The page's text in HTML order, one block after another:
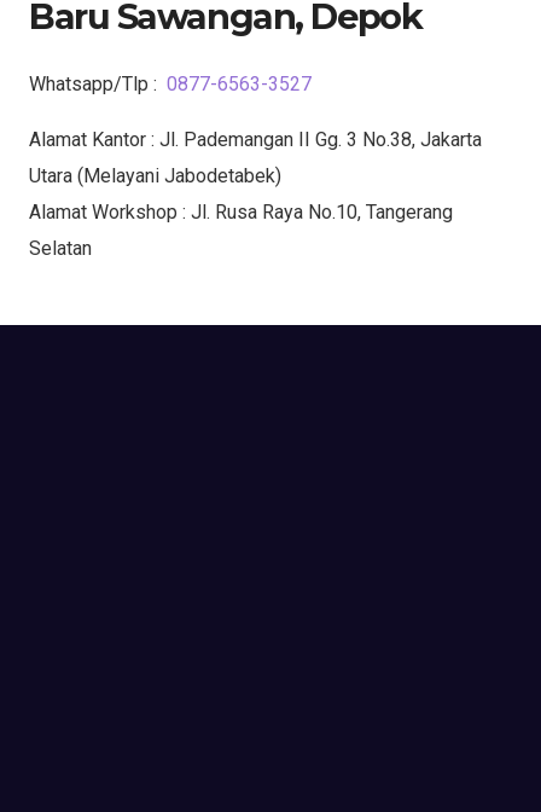
Baru Sawangan, Depok
Whatsapp/Tlp : 0877-6563-3527
Alamat Kantor : Jl. Pademangan II Gg. 3 No.38, Jakarta
Utara (Melayani Jabodetabek)
Alamat Workshop : Jl. Rusa Raya No.10, Tangerang
Selatan